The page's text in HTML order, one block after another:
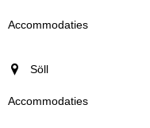
Söll